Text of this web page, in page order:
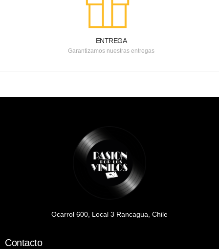
ENTREGA
Garantizamos nuestras entregas
Ocarrol 600, Local 3 Rancagua, Chile
Contacto